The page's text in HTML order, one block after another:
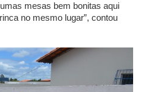
mesas bem bonitas aqui
no mesmo lugar”, contou